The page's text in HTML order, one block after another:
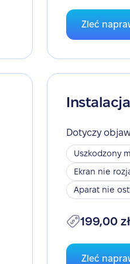
Zleć
Dotyczy
Uszkodzony
Ekran nie
Aparat nie
199,00 zł
Zleć